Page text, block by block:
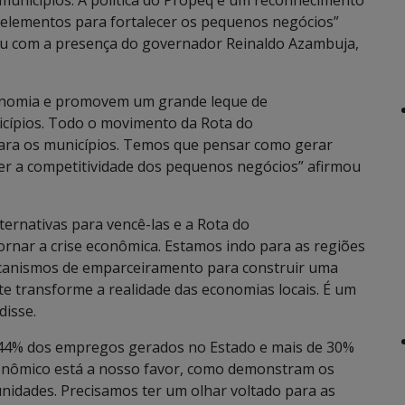
para fortalecer os pequenos negócios”
a presença do governador Reinaldo Azambuja,
e promovem um grande leque de
Todo o movimento da Rota do
os municípios. Temos que pensar como gerar
a competitividade dos pequenos negócios” afirmou
para vencê-las e a Rota do
a crise econômica. Estamos indo para as regiões
de emparceiramento para construir uma
a realidade das economias locais. É um
dos empregos gerados no Estado e mais de 30%
está a nosso favor, como demonstram os
Precisamos ter um olhar voltado para as